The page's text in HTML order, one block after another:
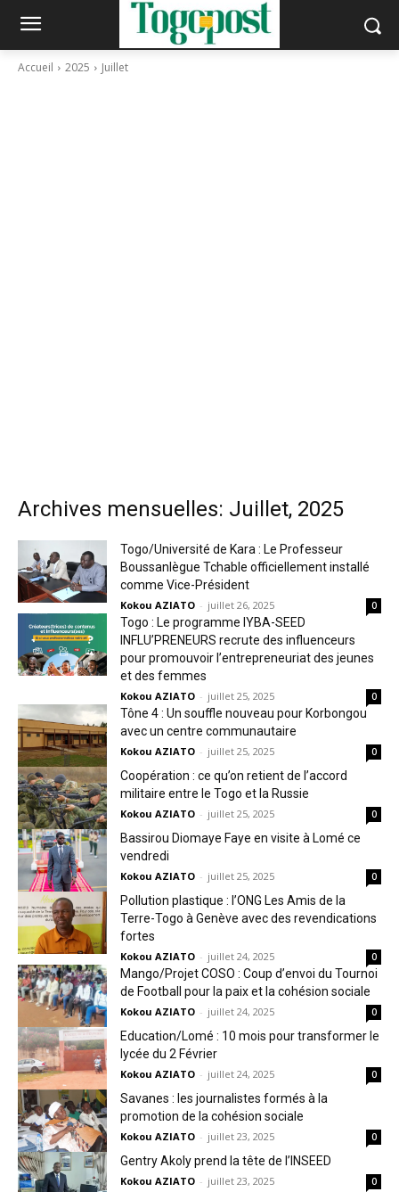
Accueil 2025 Juillet
Archives mensuelles: Juillet, 2025
Togo/Université de Kara : Le Professeur
Boussanlègue Tchable officiellement installé
comme Vice-Président
Kokou AZIATO - juillet 26, 2025 0
Togo : Le programme IYBA-SEED
INFLU’PRENEURS recrute des influenceurs
pour promouvoir l’entrepreneuriat des jeunes
et des femmes
Kokou AZIATO - juillet 25, 2025 0
Tône 4 : Un souffle nouveau pour Korbongou
avec un centre communautaire
Kokou AZIATO - juillet 25, 2025 0
Coopération : ce qu’on retient de l’accord
militaire entre le Togo et la Russie
Kokou AZIATO - juillet 25, 2025 0
Bassirou Diomaye Faye en visite à Lomé ce
vendredi
Kokou AZIATO - juillet 25, 2025 0
Pollution plastique : l’ONG Les Amis de la
Terre-Togo à Genève avec des revendications
fortes
Kokou AZIATO - juillet 24, 2025 0
Mango/Projet COSO : Coup d’envoi du Tournoi
de Football pour la paix et la cohésion sociale
Kokou AZIATO - juillet 24, 2025 0
Education/Lomé : 10 mois pour transformer le
lycée du 2 Février
Kokou AZIATO - juillet 24, 2025 0
Savanes : les journalistes formés à la
promotion de la cohésion sociale
Kokou AZIATO - juillet 23, 2025 0
Gentry Akoly prend la tête de l’INSEED
Kokou AZIATO - juillet 23, 2025 0